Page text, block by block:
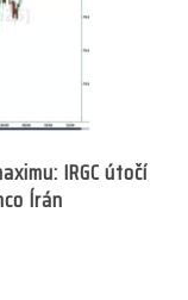
IRGC útočí
Írán